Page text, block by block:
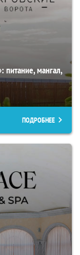
питание, мангал,
ПОДРОБНЕЕ